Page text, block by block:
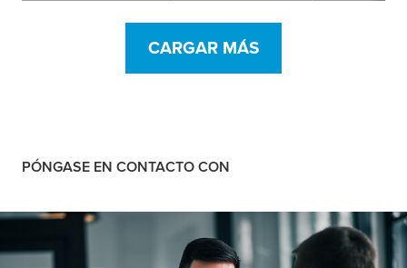
CARGAR MÁS
PÓNGASE EN CONTACTO CON